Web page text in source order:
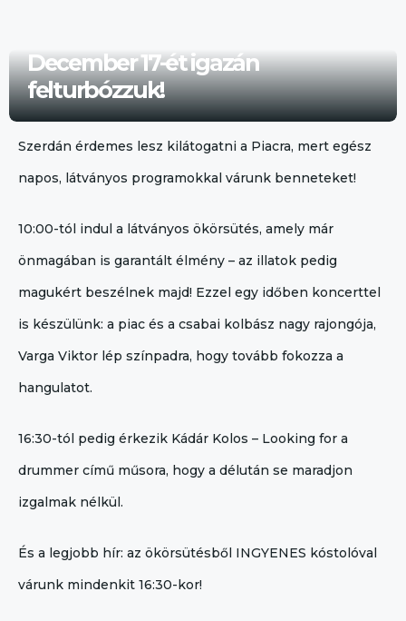
December 17-ét igazán
felturbózzuk!
Szerdán érdemes lesz kilátogatni a Piacra, mert egész
napos, látványos programokkal várunk benneteket!
10:00-tól indul a látványos ökörsütés, amely már
önmagában is garantált élmény – az illatok pedig
magukért beszélnek majd! Ezzel egy időben koncerttel
is készülünk: a piac és a csabai kolbász nagy rajongója,
Varga Viktor lép színpadra, hogy tovább fokozza a
hangulatot.
16:30-tól pedig érkezik Kádár Kolos – Looking for a
drummer című műsora, hogy a délután se maradjon
izgalmak nélkül.
És a legjobb hír: az ökörsütésből INGYENES kóstolóval
várunk mindenkit 16:30-kor!